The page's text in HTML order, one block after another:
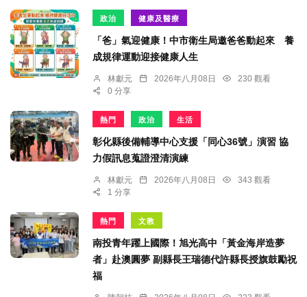
政治 健康及醫療
「爸」氣迎健康！中市衛生局邀爸爸動起來 養
成規律運動迎接健康人生
林獻元 2026年八月08日
230 觀看
0 分享
熱門 政治 生活
彰化縣後備輔導中心支援「同心36號」演習 協
力假訊息蒐證澄清演練
林獻元 2026年八月08日
343 觀看
1 分享
熱門 文教
南投青年躍上國際！旭光高中「黃金海岸造夢
者」赴澳圓夢 副縣長王瑞德代許縣長授旗鼓勵祝
福